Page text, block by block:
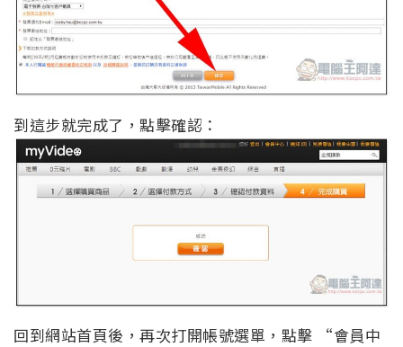
到這步就完成了，點擊確認：
回到網站首頁後，再次打開帳號選單，點擊 “會員中